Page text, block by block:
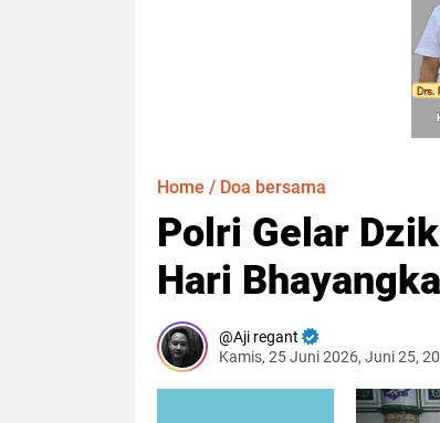
Home / Doa bersama
Polri Gelar
Hari
Aji regant
Kamis, 25 Juni 2026, Juni 25,